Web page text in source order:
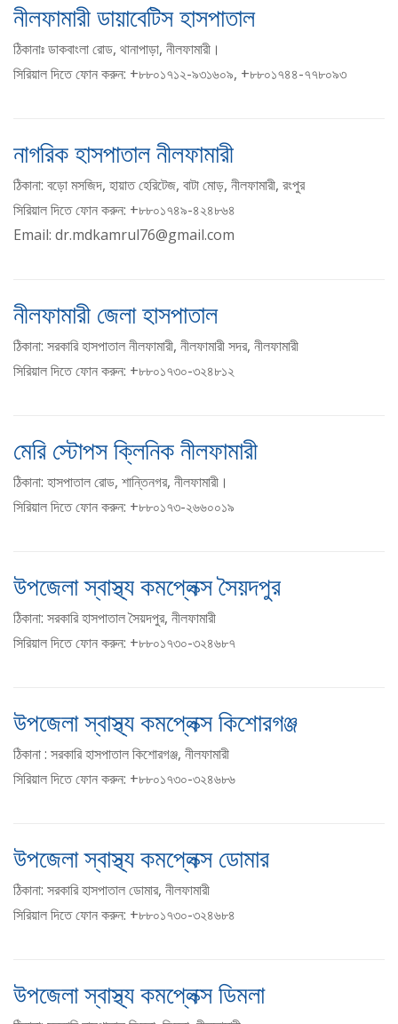
নীলফামারী ডায়াবেটিস হাসপাতাল
ঠিকানাঃ ডাকবাংলা রোড, থানাপাড়া, নীলফামারী।
সিরিয়াল দিতে ফোন করুন: +৮৮০১৭১২-৯৩১৬০৯, +৮৮০১৭৪৪-৭৭৮০৯৩
নাগরিক হাসপাতাল নীলফামারী
ঠিকানা: বড়ো মসজিদ, হায়াত হেরিটেজ, বাটা মোড়, নীলফামারী, রংপুর
সিরিয়াল দিতে ফোন করুন: +৮৮০১৭৪৯-৪২৪৮৬৪
Email: dr.mdkamrul76@gmail.com
নীলফামারী জেলা হাসপাতাল
ঠিকানা: সরকারি হাসপাতাল নীলফামারী, নীলফামারী সদর, নীলফামারী
সিরিয়াল দিতে ফোন করুন: +৮৮০১৭৩০-৩২৪৮১২
মেরি স্টোপস ক্লিনিক নীলফামারী
ঠিকানা: হাসপাতাল রোড, শান্তিনগর, নীলফামারী।
সিরিয়াল দিতে ফোন করুন: +৮৮০১৭৩-২৬৬০০১৯
উপজেলা স্বাস্থ্য কমপ্লেক্স সৈয়দপুর
ঠিকানা: সরকারি হাসপাতাল সৈয়দপুর, নীলফামারী
সিরিয়াল দিতে ফোন করুন: +৮৮০১৭৩০-৩২৪৬৮৭
উপজেলা স্বাস্থ্য কমপ্লেক্স কিশোরগঞ্জ
ঠিকানা : সরকারি হাসপাতাল কিশোরগঞ্জ, নীলফামারী
সিরিয়াল দিতে ফোন করুন: +৮৮০১৭৩০-৩২৪৬৮৬
উপজেলা স্বাস্থ্য কমপ্লেক্স ডোমার
ঠিকানা: সরকারি হাসপাতাল ডোমার, নীলফামারী
সিরিয়াল দিতে ফোন করুন: +৮৮০১৭৩০-৩২৪৬৮৪
উপজেলা স্বাস্থ্য কমপ্লেক্স ডিমলা